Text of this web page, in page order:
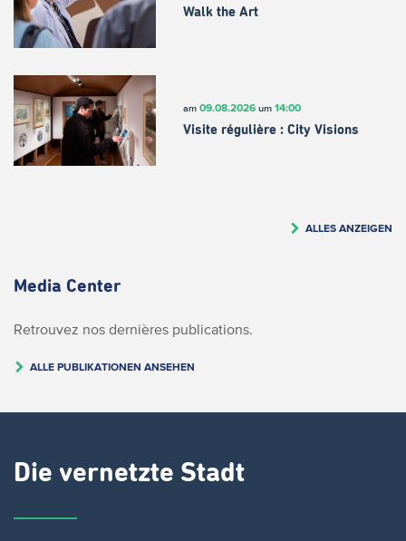
Walk the Art
am 09.08.2026um 14:00
Visite régulière : City Visions
ALLES ANZEIGEN
Media Center
Retrouvez nos dernières publications.
ALLE PUBLIKATIONEN ANSEHEN
Die vernetzte Stadt